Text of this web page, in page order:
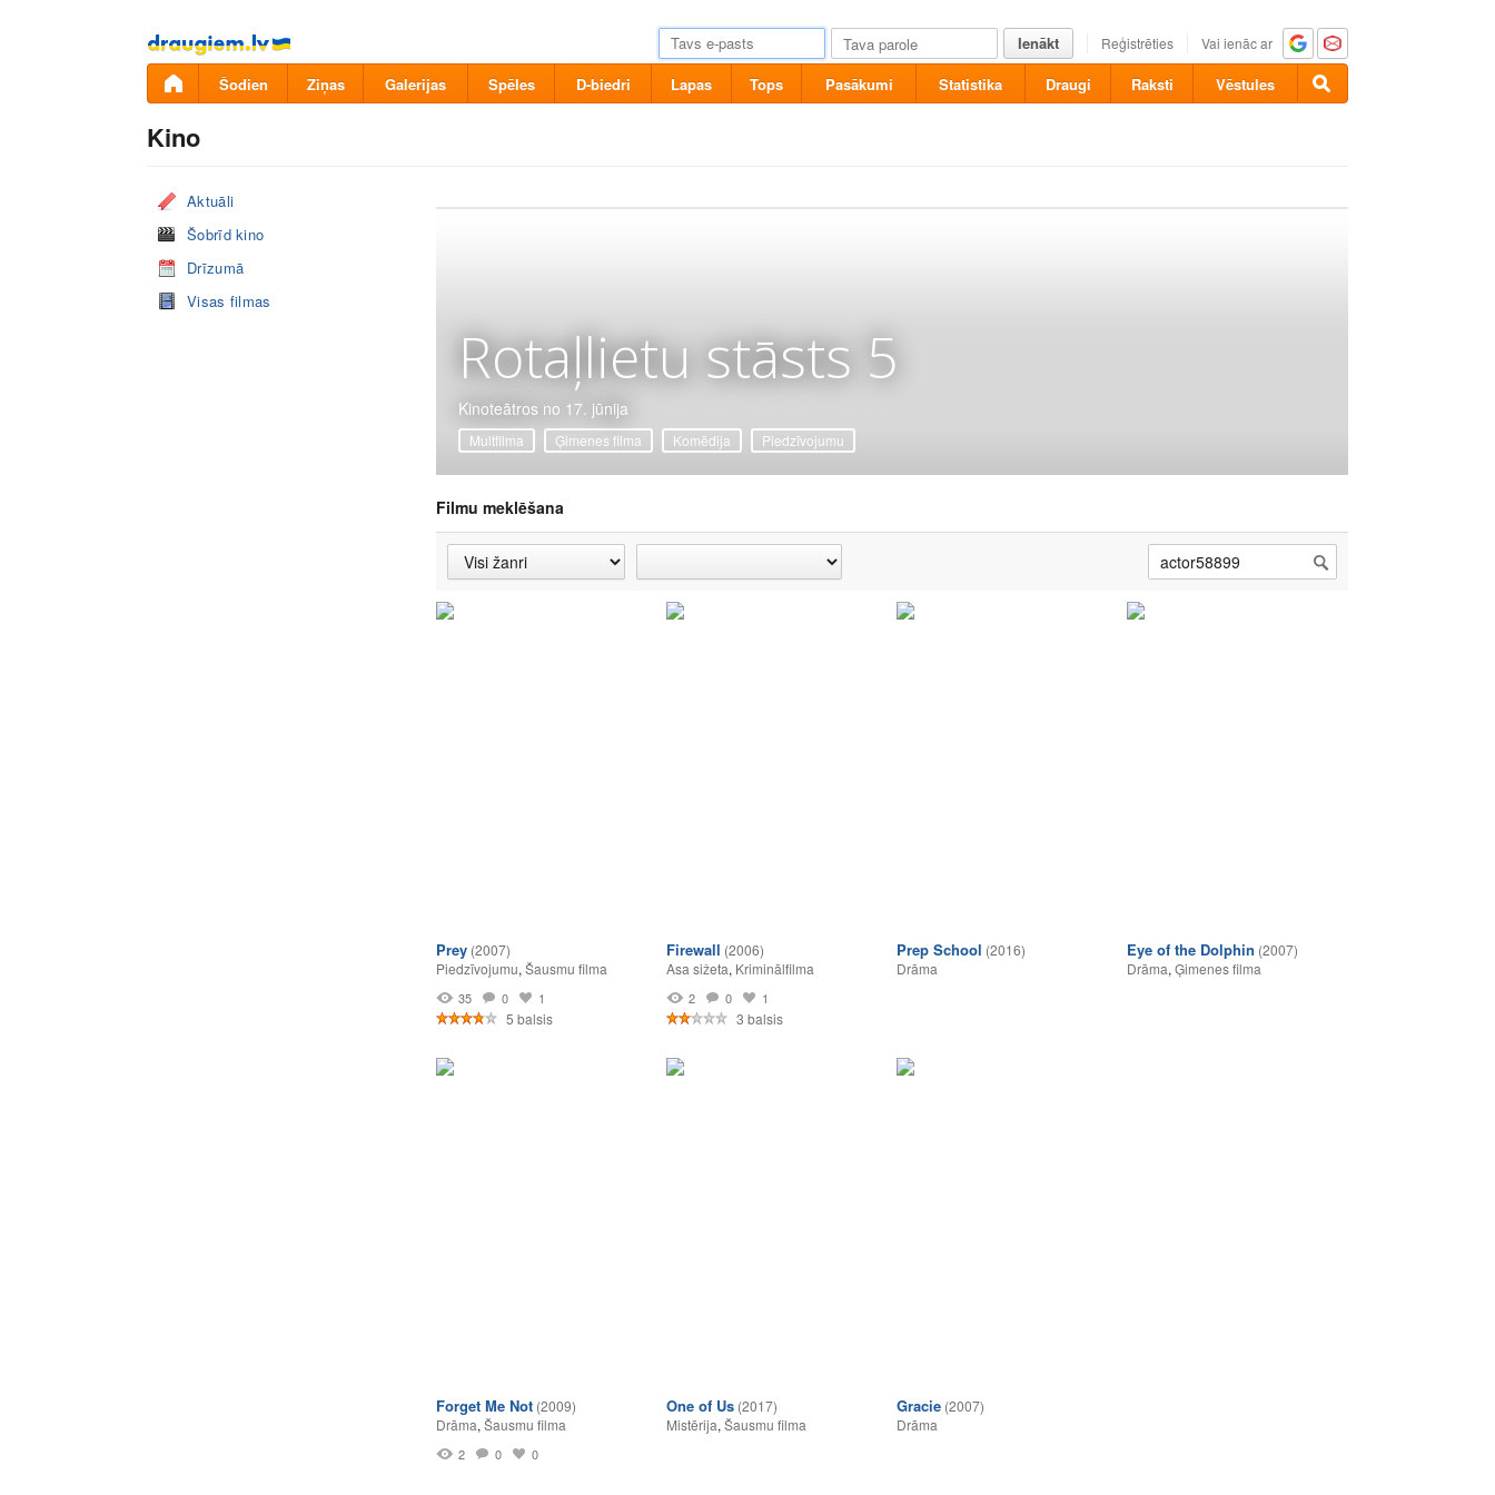
Pāriet
uz
saturu
Ienākt Reģistrēties Vai ienāc ar
Šodien Ziņas Galerijas Spēles D-biedri Lapas Tops Pasākumi Statistika Draugi Raksti Vēstules
Kino
Aktuāli
Šobrīd kino
Drīzumā
Visas filmas
Rotaļlietu stāsts 5
Kinoteātros no 17. jūnija
Multfilma Ģimenes filma Komēdija Piedzīvojumu
Filmu meklēšana
Prey (2007)
Piedzīvojumu, Šausmu filma
35 0 1
5 balsis
Firewall (2006)
Asa sižeta, Kriminālfilma
2 0 1
3 balsis
Prep School (2016)
Drāma
Eye of the Dolphin (2007)
Drāma, Ģimenes filma
Forget Me Not (2009)
Drāma, Šausmu filma
2 0 0
One of Us (2017)
Mistērija, Šausmu filma
Gracie (2007)
Drāma